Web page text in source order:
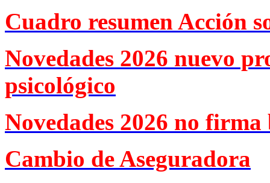
Cuadro resumen Acción
Novedades 2026 nuevo
psicológico
Novedades 2026 no firma
Cambio de Aseguradora